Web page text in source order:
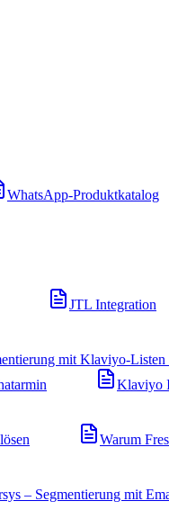
WhatsApp-Produktkatalog
JTL Integration
mit Klaviyo-Listen
Klaviyo
Warum
– Segmentierung mit